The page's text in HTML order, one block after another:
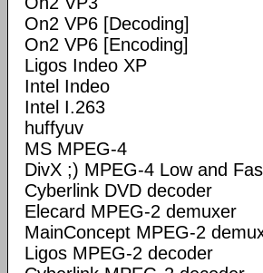
On2 VP6 [Decoding]
On2 VP6 [Encoding]
Ligos Indeo XP
Intel Indeo
Intel I.263
huffyuv
MS MPEG-4
DivX ;) MPEG-4 Low and
Cyberlink DVD decoder
Elecard MPEG-2 demuxer
MainConcept MPEG-2
Ligos MPEG-2 decoder